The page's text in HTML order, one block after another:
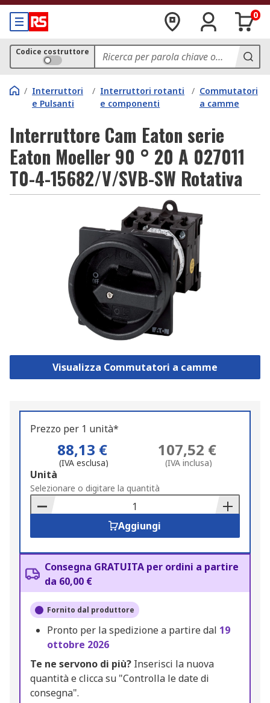
0
Codice costruttore
/ Interruttori
e Pulsanti
/ Interruttori rotanti
e componenti
/ Commutatori
a camme
Interruttore Cam Eaton serie
Eaton Moeller 90 ° 20 A 027011
T0-4-15682/V/SVB-SW Rotativa
Visualizza Commutatori a camme
Prezzo per 1 unità*
88,13 €
(IVA esclusa)
107,52 €
(IVA inclusa)
Add
to
Basket
Unità
Selezionare o digitare la quantità
Aggiungi
Consegna GRATUITA per ordini a partire
da 60,00 €
Fornito dal produttore
Pronto per la spedizione a partire dal 19
ottobre 2026
Te ne servono di più? Inserisci la nuova
quantità e clicca su "Controlla le date di
consegna".